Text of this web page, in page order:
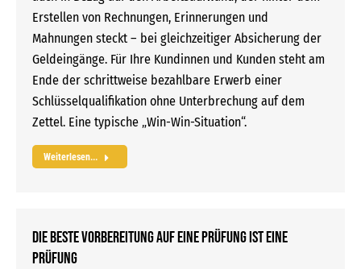
Erstellen von Rechnungen, Erinnerungen und
Mahnungen steckt – bei gleichzeitiger Absicherung der
Geldeingänge. Für Ihre Kundinnen und Kunden steht am
Ende der schrittweise bezahlbare Erwerb einer
Schlüsselqualifikation ohne Unterbrechung auf dem
Zettel. Eine typische „Win-Win-Situation“.
Weiterlesen...
Die beste Vorbereitung auf eine Prüfung ist eine
Prüfung